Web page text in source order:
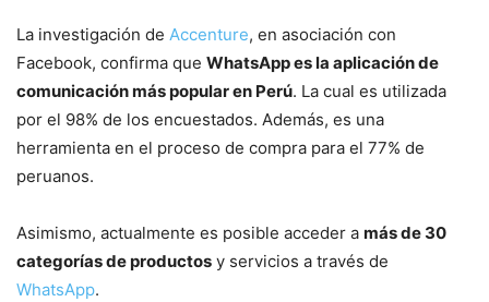
La investigación de Accenture, en asociación con
Facebook, confirma que WhatsApp es la aplicación de
comunicación más popular en Perú. La cual es utilizada
por el 98% de los encuestados. Además, es una
herramienta en el proceso de compra para el 77% de
peruanos.
Asimismo, actualmente es posible acceder a más de 30
categorías de productos y servicios a través de
WhatsApp.